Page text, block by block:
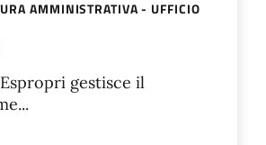
AMMINISTRATIVA - UFFICIO
gestisce il